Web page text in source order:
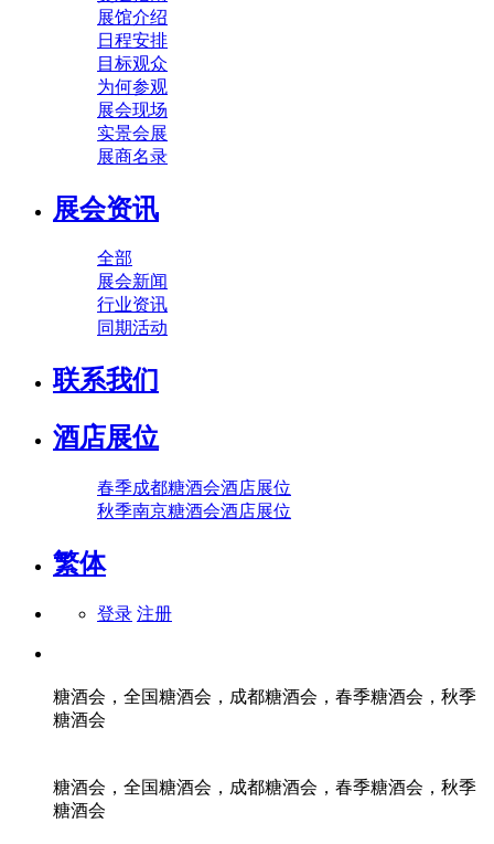
展馆介绍
日程安排
目标观众
为何参观
展会现场
实景会展
展商名录
展会资讯
全部
展会新闻
行业资讯
同期活动
联系我们
酒店展位
春季成都糖酒会酒店展位
秋季南京糖酒会酒店展位
繁体
登录 注册
糖酒会，全国糖酒会，成都糖酒会，春季糖酒会，秋季
糖酒会
糖酒会，全国糖酒会，成都糖酒会，春季糖酒会，秋季
糖酒会